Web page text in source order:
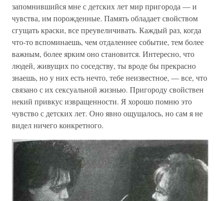
запомнившийся мне с детских лет мир пригорода — и
чувства, им порожденные. Память обладает свойством
сгущать краски, все преувеличивать. Каждый раз, когда
что-то вспоминаешь, чем отдаленнее событие, тем более
важным, более ярким оно становится. Интересно, что
людей, живущих по соседству, ты вроде бы прекрасно
знаешь, но у них есть нечто, тебе неизвестное, — все, что
связано с их сексуальной жизнью. Пригороду свойствен
некий привкус извращенности. Я хорошо помню это
чувство с детских лет. Оно явно ощущалось, но сам я не
видел ничего конкретного.